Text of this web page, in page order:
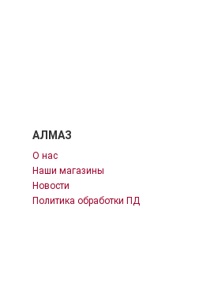
АЛМАЗ
О нас
Наши магазины
Новости
Политика обработки ПД